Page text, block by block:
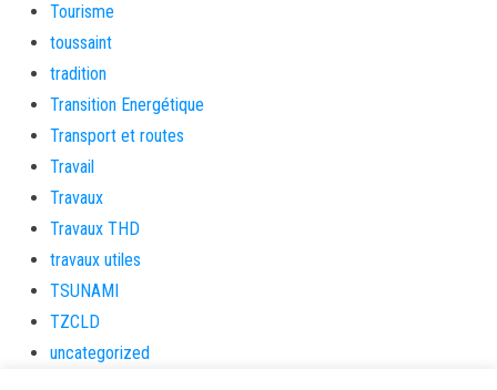
Tourisme
toussaint
tradition
Transition Energétique
Transport et routes
Travail
Travaux
Travaux THD
travaux utiles
TSUNAMI
TZCLD
uncategorized